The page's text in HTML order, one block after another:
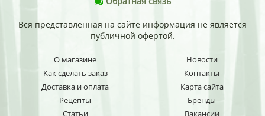
Вся представленная на сайте информация не является
публичной офертой.
О магазине
Как сделать заказ
Доставка и оплата
Рецепты
Новости
Контакты
Карта сайта
Бренды